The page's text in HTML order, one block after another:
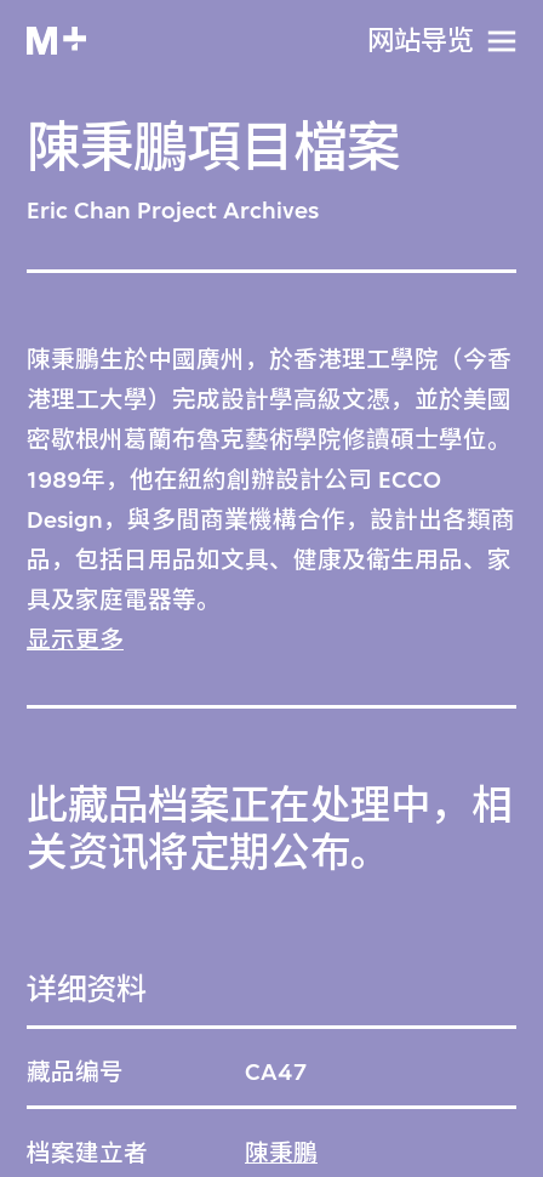
网站导览
陳秉鵬項目檔案
Eric Chan Project Archives
陳秉鵬生於中國廣州，於香港理工學院（今香
港理工大學）完成設計學高級文憑，並於美國
密歇根州葛蘭布魯克藝術學院修讀碩士學位。
1989年，他在紐約創辦設計公司 ECCO
Design，與多間商業機構合作，設計出各類商
品，包括日用品如文具、健康及衛生用品、家
具及家庭電器等。
繞其設計項目 EC Phone、EC-II Phone、KIVA
Office Collection 等。
描述此檔案。檔案各部分將陸續完成編目，並
显示更多
此藏品档案正在处理中，相
关资讯将定期公布。
详细资料
藏品编号 CA47
档案建立者 陳秉鵬